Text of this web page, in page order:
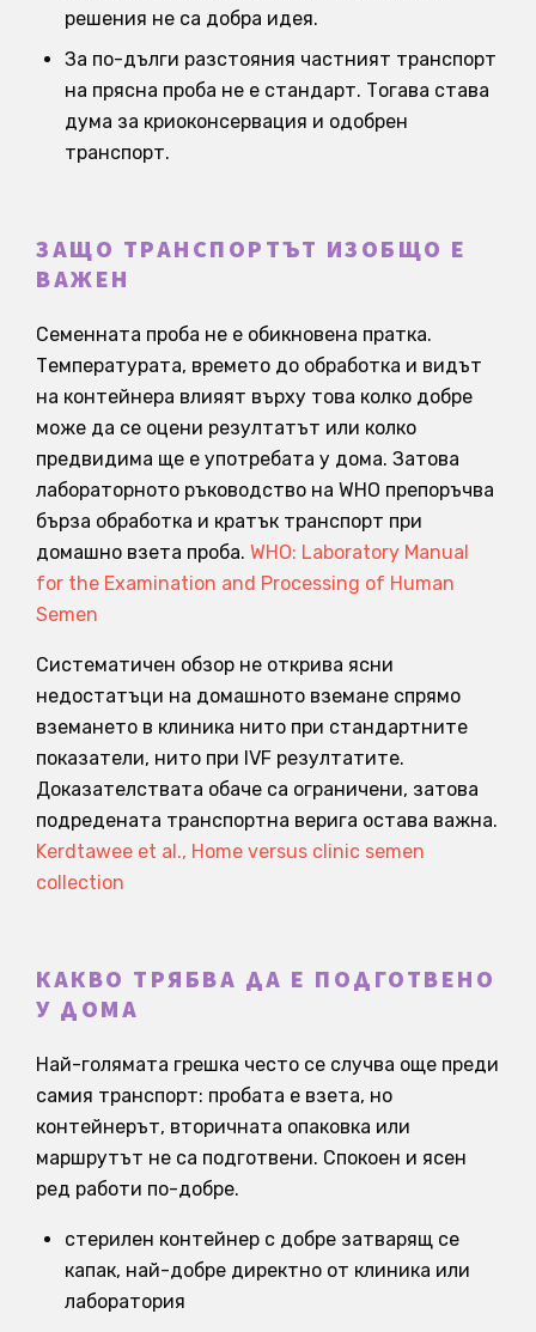
решения не са добра идея.
За по-дълги разстояния частният транспорт
на прясна проба не е стандарт. Тогава става
дума за криоконсервация и одобрен
транспорт.
ЗАЩО ТРАНСПОРТЪТ ИЗОБЩО Е
ВАЖЕН
Семенната проба не е обикновена пратка.
Температурата, времето до обработка и видът
на контейнера влияят върху това колко добре
може да се оцени резултатът или колко
предвидима ще е употребата у дома. Затова
лабораторното ръководство на WHO препоръчва
бърза обработка и кратък транспорт при
домашно взета проба. WHO: Laboratory Manual
for the Examination and Processing of Human
Semen
Систематичен обзор не открива ясни
недостатъци на домашното вземане спрямо
вземането в клиника нито при стандартните
показатели, нито при IVF резултатите.
Доказателствата обаче са ограничени, затова
подредената транспортна верига остава важна.
Kerdtawee et al., Home versus clinic semen
collection
КАКВО ТРЯБВА ДА Е ПОДГОТВЕНО
У ДОМА
Най-голямата грешка често се случва още преди
самия транспорт: пробата е взета, но
контейнерът, вторичната опаковка или
маршрутът не са подготвени. Спокоен и ясен
ред работи по-добре.
стерилен контейнер с добре затварящ се
капак, най-добре директно от клиника или
лаборатория